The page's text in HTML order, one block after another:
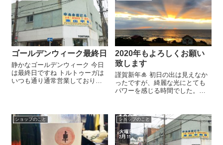
ゴールデンウィーク最終日
静かなゴールデンウィーク 今日
は最終日ですね トルトゥーガは
いつも通り通常営業しておりま
けると助かります。 09975858...
2020年もよろしくお願い
致します
謹賀新年🎍 初日の出は見えなか
ったですが、綺麗な光にとても
パワーを感じる時間でした。
ゥーガをよろしくお願い致しま
す。 初商いは1月2日午前6時30
分よりスタートです。 新作ア
イ...
ショップのこと ショップのこと